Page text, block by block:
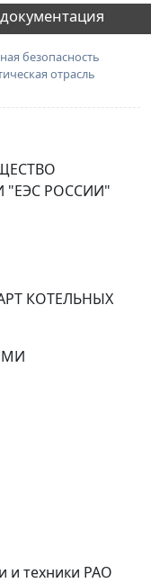
безопасность
отрасль
"ЕЭС РОССИИ"
КОТЕЛЬНЫХ
и техники РАО